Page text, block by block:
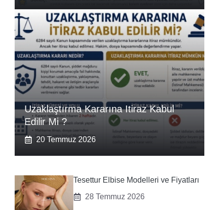
Uzaklaştırma Kararına Itiraz Kabul
Edilir Mi ?
20 Temmuz 2026
Tesettur Elbise Modelleri ve Fiyatları
28 Temmuz 2026